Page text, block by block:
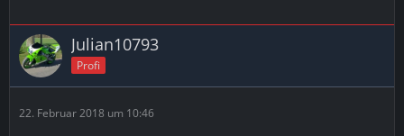
Julian10793
Profi
22. Februar 2018 um 10:46